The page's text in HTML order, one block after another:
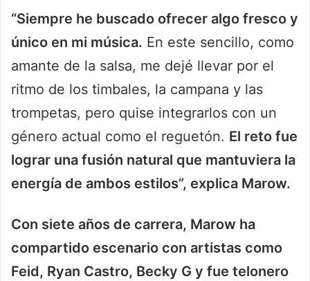
“Siempre he buscado ofrecer algo fresco y
único en mi música. En este sencillo, como
amante de la salsa, me dejé llevar por el
ritmo de los timbales, la campana y las
trompetas, pero quise integrarlos con un
género actual como el reguetón. El reto fue
lograr una fusión natural que mantuviera la
energía de ambos estilos”, explica Marow.
Con siete años de carrera, Marow ha
compartido escenario con artistas como
Feid, Ryan Castro, Becky G y fue telonero